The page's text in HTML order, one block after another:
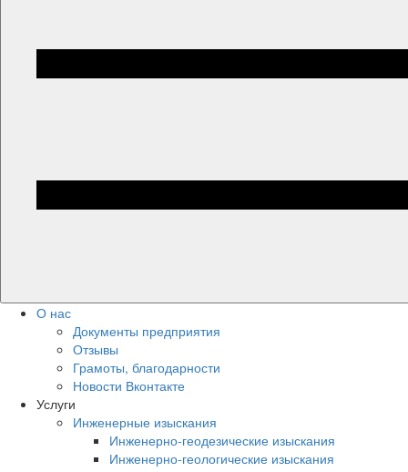
О нас
Документы предприятия
Отзывы
Грамоты, благодарности
Новости Вконтакте
Услуги
Инженерные изыскания
Инженерно-геодезические изыскания
Инженерно-геологические изыскания